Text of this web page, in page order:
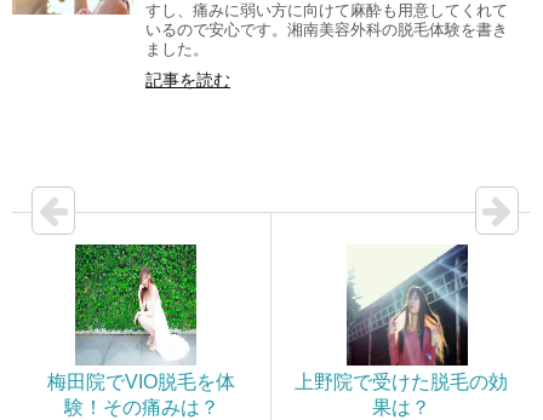
すし、痛みに弱い方に向けて麻酔も用意してくれて
いるので安心です。湘南美容外科の脱毛体験を書き
ました。
記事を読む
梅田院でVIO脱毛を体
験！その痛みは？
上野院で受けた脱毛の効
果は？